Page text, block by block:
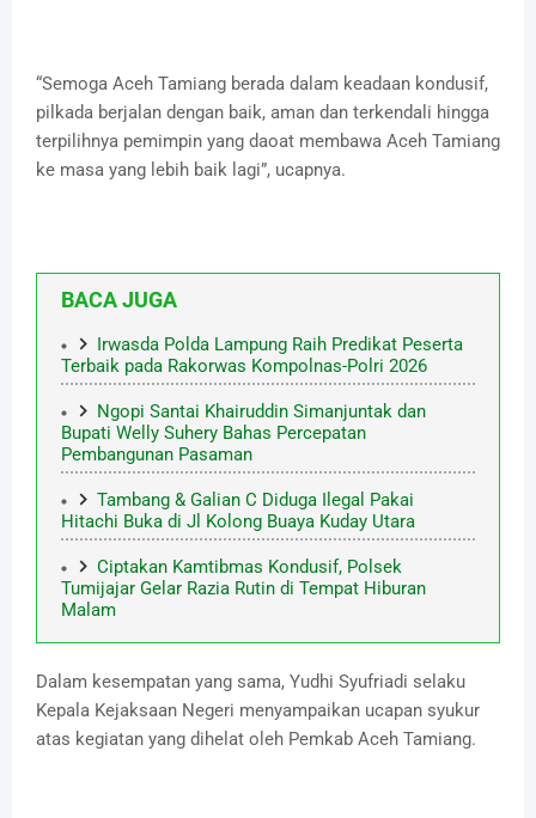
“Semoga Aceh Tamiang berada dalam keadaan kondusif,
pilkada berjalan dengan baik, aman dan terkendali hingga
terpilihnya pemimpin yang daoat membawa Aceh Tamiang
ke masa yang lebih baik lagi”, ucapnya.
BACA JUGA
Irwasda Polda Lampung Raih Predikat Peserta
Terbaik pada Rakorwas Kompolnas-Polri 2026
Ngopi Santai Khairuddin Simanjuntak dan
Bupati Welly Suhery Bahas Percepatan
Pembangunan Pasaman
Tambang & Galian C Diduga Ilegal Pakai
Hitachi Buka di Jl Kolong Buaya Kuday Utara
Ciptakan Kamtibmas Kondusif, Polsek
Tumijajar Gelar Razia Rutin di Tempat Hiburan
Malam
Dalam kesempatan yang sama, Yudhi Syufriadi selaku
Kepala Kejaksaan Negeri menyampaikan ucapan syukur
atas kegiatan yang dihelat oleh Pemkab Aceh Tamiang.